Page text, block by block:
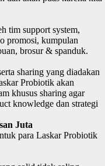
tim support system,
promosi, kumpulan
brosur & spanduk.
sharing yang diadakan
Probiotik akan
khusus sharing agar
knowledge dan strategi
Juta
para Laskar Probiotik